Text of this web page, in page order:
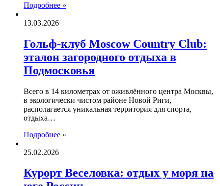
Подробнее »
13.03.2026
Гольф-клуб Moscow Country Club:
эталон загородного отдыха в
Подмосковья
Всего в 14 километрах от оживлённого центра Москвы,
в экологически чистом районе Новой Риги,
располагается уникальная территория для спорта,
отдыха…
Подробнее »
25.02.2026
Курорт Веселовка: отдых у моря на